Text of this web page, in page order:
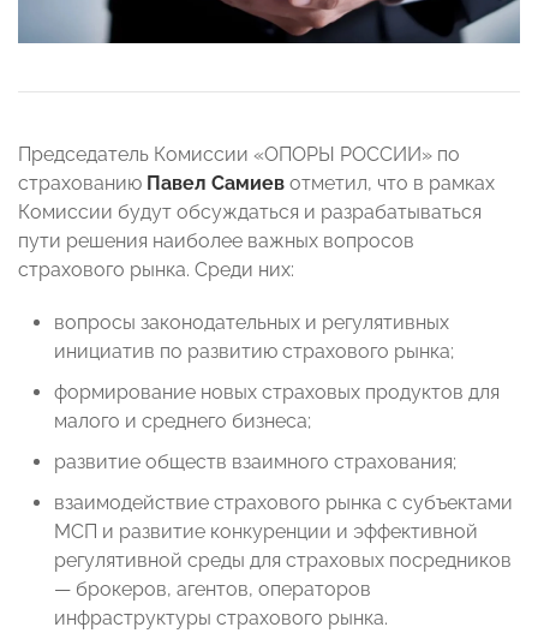
Председатель Комиссии «ОПОРЫ РОССИИ» по
страхованию Павел Самиев отметил, что в рамках
Комиссии будут обсуждаться и разрабатываться
пути решения наиболее важных вопросов
страхового рынка. Среди них:
вопросы законодательных и регулятивных
инициатив по развитию страхового рынка;
формирование новых страховых продуктов для
малого и среднего бизнеса;
развитие обществ взаимного страхования;
взаимодействие страхового рынка с субъектами
МСП и развитие конкуренции и эффективной
регулятивной среды для страховых посредников
— брокеров, агентов, операторов
инфраструктуры страхового рынка.